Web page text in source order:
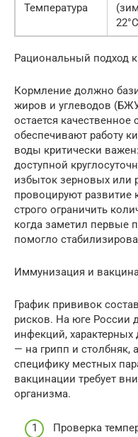
Температура
Рациональный подход
Кормление должно
жиров и углеводов
остается
обеспечивают работу
воды критически
доступной
избыток зерновых или
провоцируют
строго ограничить
когда заметил первые
помогло
Иммунизация и
График прививок
рисков. На юге России
инфекций,
— на грипп и столбняк,
специфику местных
вакцинации требует
организма.
Проверка